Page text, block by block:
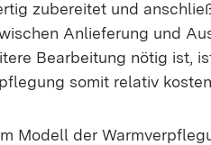
zubereitet und
Anlieferung und
Bearbeitung nötig ist,
somit relativ
Modell der